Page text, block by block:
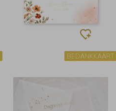
BEDANKKAART